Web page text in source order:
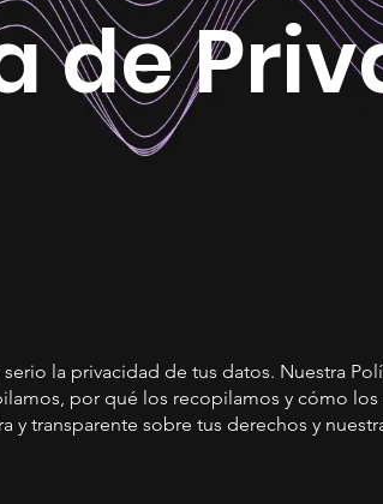
de
la privacidad de tus datos. Nuestra
por qué los recopilamos y cómo
y transparente sobre tus derechos y